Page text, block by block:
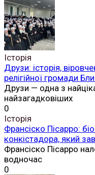
Історія
Друзи: історія,
релігійної громади
Друзи — одна з
найзагадковіших
0
Історія
Франсіско Пісарро:
конкістадора, який
Франсіско Пісарро
водночас
0